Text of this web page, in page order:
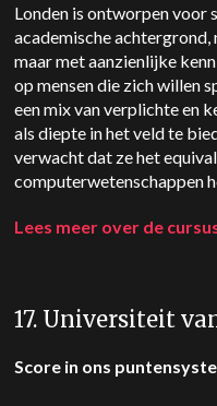
Londen is ontworpen voor
academische
maar met aanzienlijke
op mensen die zich willen
een mix van verplichte en
als diepte in het veld te
verwacht dat ze het
computerwetenschappen
Lees meer over de
17. Universiteit
Score in ons